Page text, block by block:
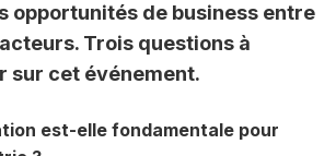
opportunités de business entre
Trois questions à
sur cet événement.
est-elle fondamentale pour